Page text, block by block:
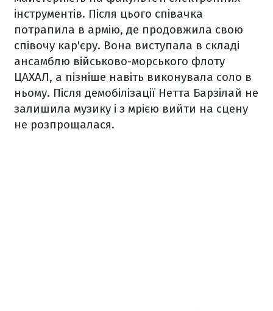
інструментів. Після цього співачка
потрапила в армію, де продовжила свою
співочу кар'єру. Вона виступала в складі
ансамблю військово-морського флоту
ЦАХАЛ, а пізніше навіть виконувала соло в
ньому. Після демобілізації Нетта Барзілай не
залишила музику і з мрією вийти на сцену
не розпрощалася.